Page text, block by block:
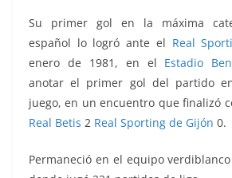
Su primer gol en la máxima
español lo logró ante el Real
enero de 1981, en el Estadio
anotar el primer gol del partido
juego, en un encuentro que finalizó
Real Betis 2 Real Sporting de Gijón 0.
Permaneció en el equipo